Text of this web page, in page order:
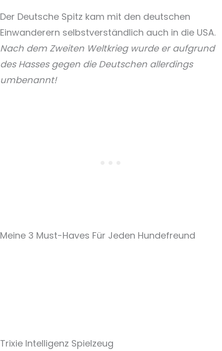
Der Deutsche Spitz kam mit den deutschen
Einwanderern selbstverständlich auch in die USA.
Nach dem Zweiten Weltkrieg wurde er aufgrund
des Hasses gegen die Deutschen allerdings
umbenannt!
Meine 3 Must-Haves Für Jeden Hundefreund​
Trixie Intelligenz Spielzeug